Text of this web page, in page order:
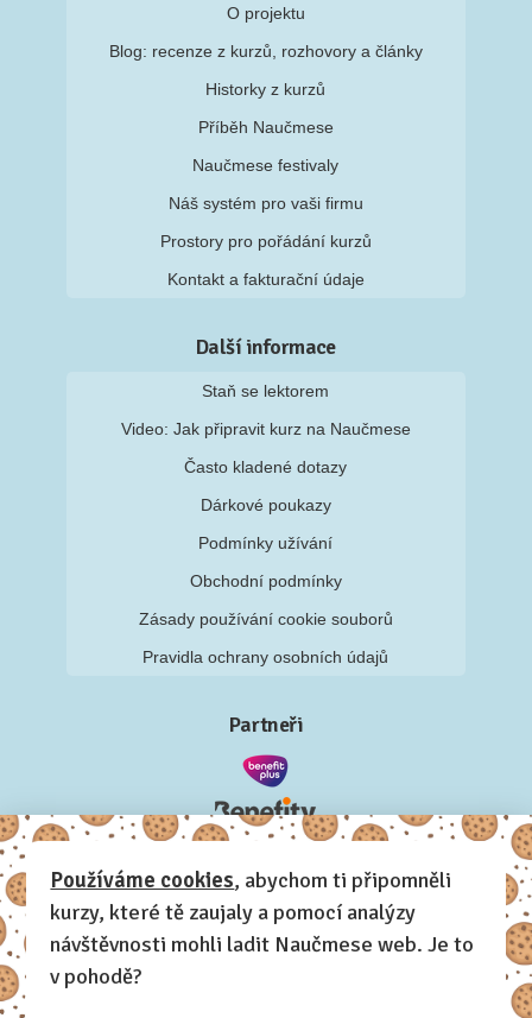
O projektu
Blog: recenze z kurzů, rozhovory a články
Historky z kurzů
Příběh Naučmese
Naučmese festivaly
Náš systém pro vaši firmu
Prostory pro pořádání kurzů
Kontakt a fakturační údaje
Další informace
Staň se lektorem
Video: Jak připravit kurz na Naučmese
Často kladené dotazy
Dárkové poukazy
Podmínky užívání
Obchodní podmínky
Zásady používání cookie souborů
Pravidla ochrany osobních údajů
Partneři
Používáme cookies, abychom ti připomněli
kurzy, které tě zaujaly a pomocí analýzy
návštěvnosti mohli ladit Naučmese web. Je to
v pohodě?